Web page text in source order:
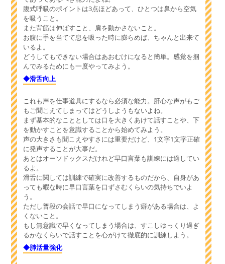
腹式呼吸のポイントは3点ほどあって、ひとつは鼻から空気
を吸うこと。
また背筋は伸ばすこと、肩を動かさないこと。
お腹に手を当てて息を吸った時に膨らめば、ちゃんと出来て
いるよ。
どうしてもできない場合はあおむけになると簡単。感覚を掴
んでみるためにも一度やってみよう。
◆滑舌向上
これも声を仕事道具にするなら必須な能力。肝心な声がもご
もご聞こえてしまってはどうしようもないよね。
まず基本的なこととしては口を大きくあけて話すことや、下
を動かすことを意識することから始めてみよう。
声の大きさも聞こえやすさには重要だけど、1文字1文字正確
に発声することが大事だ。
あとはオーソドックスだけれど早口言葉も訓練には適してい
るよ。
滑舌に関しては訓練で確実に改善するものだから、自身があ
っても暇な時に早口言葉を口ずさむくらいの気持ちでいよ
う。
ただし普段の会話で早口になってしまう癖がある場合は、よ
くないこと。
もし無意識で早くなってしまう場合は、すこしゆっくり過ぎ
るかなくらいで話すことを心がけて徹底的に訓練しよう。
◆肺活量強化